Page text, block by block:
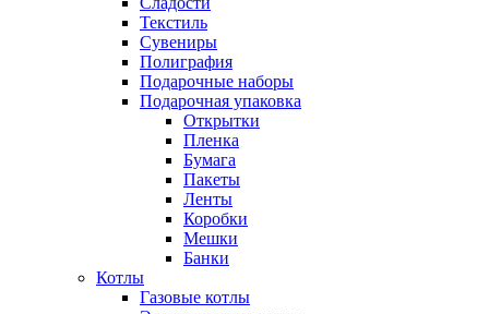
Текстиль
Сувениры
Полиграфия
Подарочные наборы
Подарочная упаковка
Открытки
Пленка
Бумага
Пакеты
Ленты
Коробки
Мешки
Банки
Котлы
Газовые котлы